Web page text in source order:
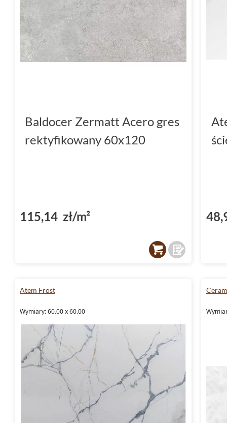
Baldocer Zermatt Acero gres
rektyfikowany 60x120
115,14 zł/m²
Atem Frost
Wymiary: 60.00 x 60.00